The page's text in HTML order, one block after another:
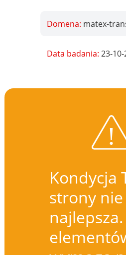
Domena: matex-
Data badania:23-
Kondycja
strony
najlepsza.